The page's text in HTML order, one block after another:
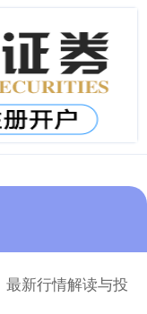
最新行情解读与投